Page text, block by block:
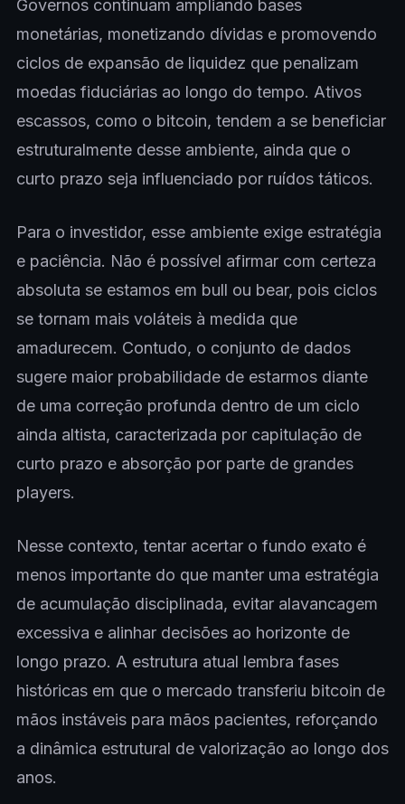
Governos continuam ampliando bases
monetárias, monetizando dívidas e promovendo
ciclos de expansão de liquidez que penalizam
moedas fiduciárias ao longo do tempo. Ativos
escassos, como o bitcoin, tendem a se beneficiar
estruturalmente desse ambiente, ainda que o
curto prazo seja influenciado por ruídos táticos.
Para o investidor, esse ambiente exige estratégia
e paciência. Não é possível afirmar com certeza
absoluta se estamos em bull ou bear, pois ciclos
se tornam mais voláteis à medida que
amadurecem. Contudo, o conjunto de dados
sugere maior probabilidade de estarmos diante
de uma correção profunda dentro de um ciclo
ainda altista, caracterizada por capitulação de
curto prazo e absorção por parte de grandes
players.
Nesse contexto, tentar acertar o fundo exato é
menos importante do que manter uma estratégia
de acumulação disciplinada, evitar alavancagem
excessiva e alinhar decisões ao horizonte de
longo prazo. A estrutura atual lembra fases
históricas em que o mercado transferiu bitcoin de
mãos instáveis para mãos pacientes, reforçando
a dinâmica estrutural de valorização ao longo dos
anos.